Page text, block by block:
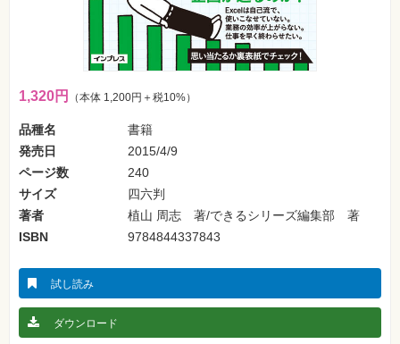
ビ
ジ
ス・
読
み
物
カ
メ
ラ・
資
格
試
験
1,320円 （本体 1,200円＋税10%）
品種名
書籍
発売日
2015/4/9
ページ数
240
サイズ
四六判
著者
植山 周志 著/できるシリーズ編集部 著
ISBN
9784844337843
試し読み
ダウンロード